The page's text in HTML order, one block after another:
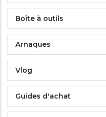
Boîte à outils
Arnaques
Vlog
Guides d'achat